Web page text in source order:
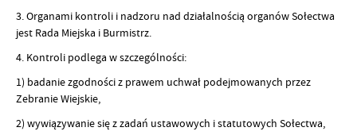
3. Organami kontroli i nadzoru nad działalnością organów Sołectwa
jest Rada Miejska i Burmistrz.
4. Kontroli podlega w szczególności:
1) badanie zgodności z prawem uchwał podejmowanych przez
Zebranie Wiejskie,
2) wywiązywanie się z zadań ustawowych i statutowych Sołectwa,